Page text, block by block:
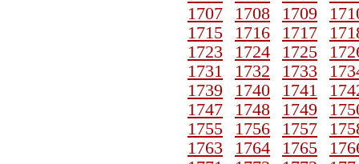
1707
1708 1709
1715
1716 1717
1723
1724 1725
1731
1732 1733
1739
1740 1741
1747
1748 1749
1755
1756 1757
1763
1764 1765